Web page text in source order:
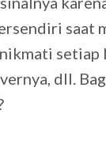
saat
setiap
dll.